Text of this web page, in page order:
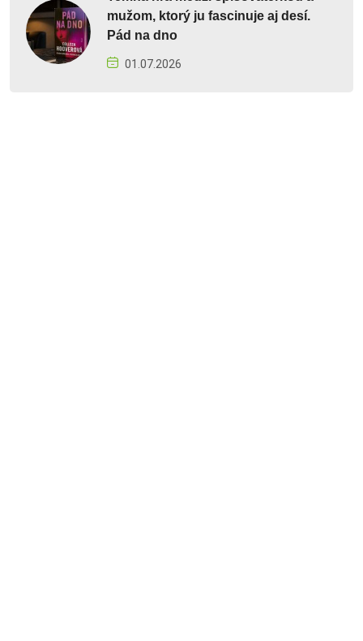
mužom, ktorý ju fascinuje aj desí.
Pád na dno
01.07.2026